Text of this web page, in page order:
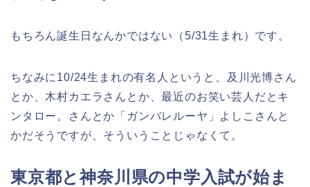
もちろん誕生日なんかではない（5/31生まれ）です。
ちなみに10/24生まれの有名人というと、及川光博さん
とか、木村カエラさんとか、最近のお笑い芸人だとキ
ンタロー。さんとか「ガンバレルーヤ」よしこさんと
かだそうですが、そういうことじゃなくて。
東京都と神奈川県の中学入試が始ま